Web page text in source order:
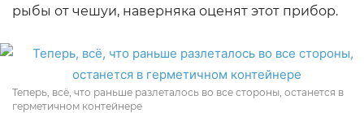
рыбы от чешуи, наверняка оценят этот прибор.
Теперь, всё, что раньше разлеталось во все стороны, останется в
герметичном контейнере